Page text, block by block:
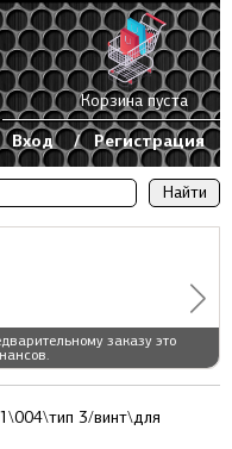
заказу это
Вход / Регистрация
Корзина пуста
3/винт\для